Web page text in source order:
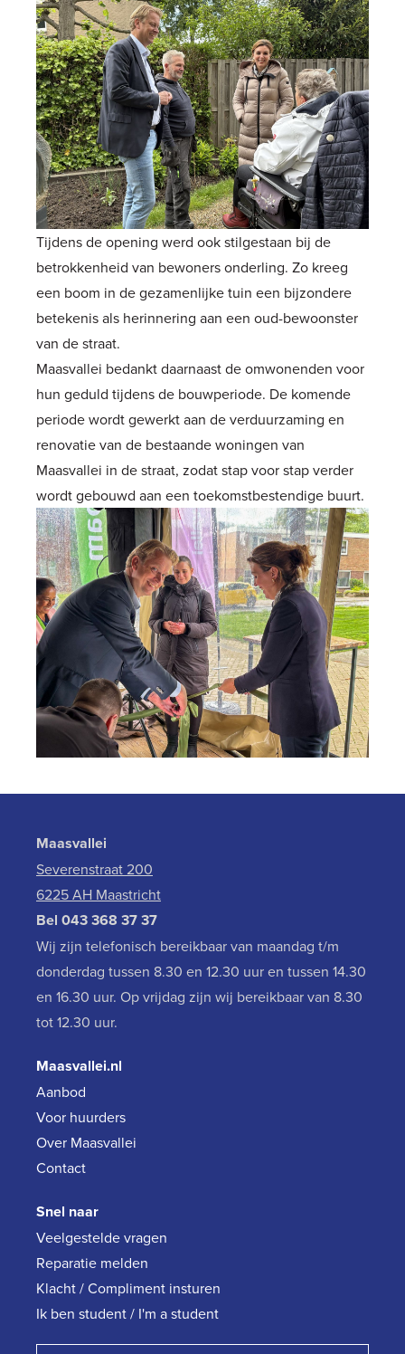
Tijdens de opening werd ook stilgestaan bij de
betrokkenheid van bewoners onderling. Zo kreeg
een boom in de gezamenlijke tuin een bijzondere
betekenis als herinnering aan een oud-bewoonster
van de straat.
Maasvallei bedankt daarnaast de omwonenden voor
hun geduld tijdens de bouwperiode. De komende
periode wordt gewerkt aan de verduurzaming en
renovatie van de bestaande woningen van
Maasvallei in de straat, zodat stap voor stap verder
wordt gebouwd aan een toekomstbestendige buurt.
Maasvallei
Severenstraat 200
6225 AH Maastricht
Bel 043 368 37 37
Wij zijn telefonisch bereikbaar van maandag t/m
donderdag tussen 8.30 en 12.30 uur en tussen 14.30
en 16.30 uur. Op vrijdag zijn wij bereikbaar van 8.30
tot 12.30 uur.
Maasvallei.nl
Aanbod
Voor huurders
Over Maasvallei
Contact
Snel naar
Veelgestelde vragen
Reparatie melden
Klacht / Compliment insturen
Ik ben student / I'm a student